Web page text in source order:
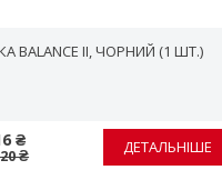
BALANCE II, ЧОРНИЙ (1 ШТ.)
₴
₴ ДЕТАЛЬНІШЕ